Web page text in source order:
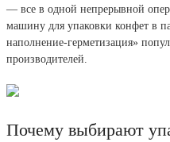
— все в одной непрерывной
машину для упаковки конфет в
наполнение-герметизация»
производителей.
Почему выбирают